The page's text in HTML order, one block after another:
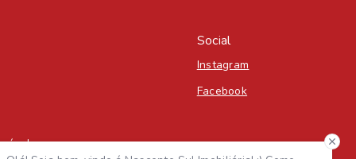
Social
Instagram
Facebook